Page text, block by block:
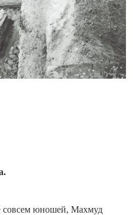
совсем юношей, Махмуд